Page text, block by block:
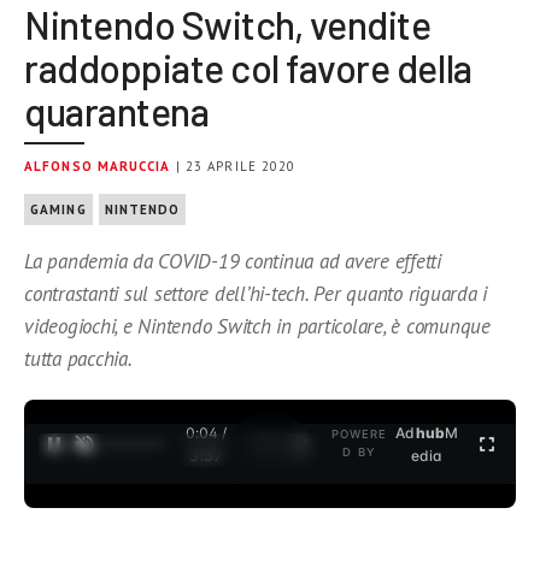
Nintendo Switch, vendite
raddoppiate col favore della
quarantena
ALFONSO MARUCCIA | 23 APRILE 2020
GAMING NINTENDO
La pandemia da COVID-19 continua ad avere effetti
contrastanti sul settore dell’hi-tech. Per quanto riguarda i
videogiochi, e Nintendo Switch in particolare, è comunque
tutta pacchia.
0:04 /
3:37
POWERE
D BY
AdhubM
edia